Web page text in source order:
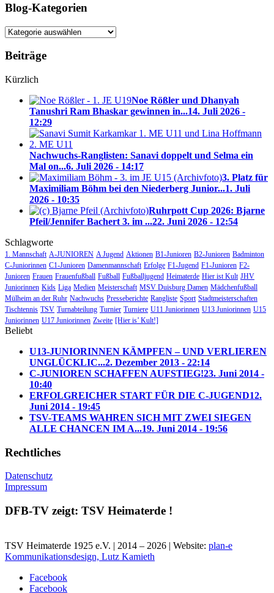
Blog-Kategorien
Blog-
Beiträge
Kürzlich
Noe Rößler und Dhanyah
Tanushri Ram Bhaskar gewinnen in...14. Juli 2026 -
12:29
Nachwuchs-Ranglisten: Sanavi doppelt und Selma ein
Mal on...6. Juli 2026 - 14:17
3. Platz für
Maximiliam Böhm bei den Niederberg Junior...1. Juli
2026 - 10:35
Ruhrpott Cup 2026: Bjarne
Pfeil/Jennifer Bachert 3. im ...22. Juni 2026 - 12:54
Schlagworte
1. Mannschaft A-JUNIOREN A Jugend Aktionen B1-Junioren B2-Junioren Badminton
C-Juniorinnen C1-Junioren Damenmannschaft Erfolge F1-Jugend F1-Junioren F2-
Junioren Frauen Frauenfußball Fußball Fußballjugend Heimaterde Hier ist Kult JHV
Juniorinnen Kids Liga Medien Meisterschaft MSV Duisburg Damen Mädchenfußball
Mülheim an der Ruhr Nachwuchs Presseberichte Rangliste Sport Stadtmeisterschaften
Tischtennis TSV Turnabteilung Turnier Turniere U11 Juniorinnen U13 Juniorinnen U15
Juniorinnen U17 Juniorinnen Zweite [Hier is’ Kult!]
Beliebt
U13-JUNIORINNEN KÄMPFEN – UND VERLIEREN
UNGLÜCKLIC...2. Dezember 2013 - 22:14
C-JUNIOREN SCHAFFEN AUFSTIEG!23. Juni 2014 -
10:40
ERFOLGREICHER START FÜR DIE C-JUGEND12.
Juni 2014 - 19:45
TSV-TEAMS WAHREN SICH MIT ZWEI SIEGEN
ALLE CHANCEN IM A...19. Juni 2014 - 19:56
Rechtliches
Datenschutz
Impressum
DFB-TV zeigt: TSV Heimaterde !
TSV Heimaterde 1925 e.V. | 2014 – 2026 | Website: plan-e
Kommunikationsdesign, Lutz Kamieth
Facebook
Facebook